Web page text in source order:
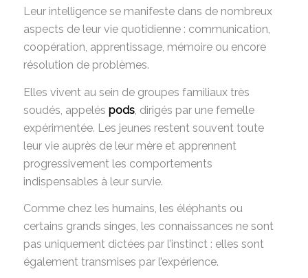
Leur intelligence se manifeste dans de nombreux
aspects de leur vie quotidienne : communication,
coopération, apprentissage, mémoire ou encore
résolution de problèmes.
Elles vivent au sein de groupes familiaux très
soudés, appelés pods, dirigés par une femelle
expérimentée. Les jeunes restent souvent toute
leur vie auprès de leur mère et apprennent
progressivement les comportements
indispensables à leur survie.
Comme chez les humains, les éléphants ou
certains grands singes, les connaissances ne sont
pas uniquement dictées par l’instinct : elles sont
également transmises par l’expérience.